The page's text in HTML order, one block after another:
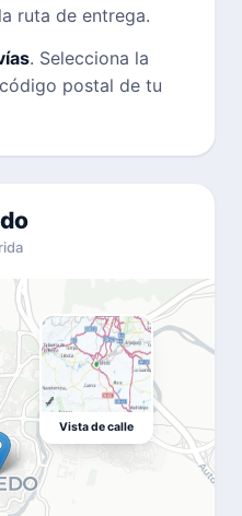
ruta de entrega.
. Selecciona la
postal de tu
Vista de calle